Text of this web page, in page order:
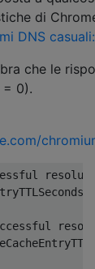
di
DNS
che le
= 0).